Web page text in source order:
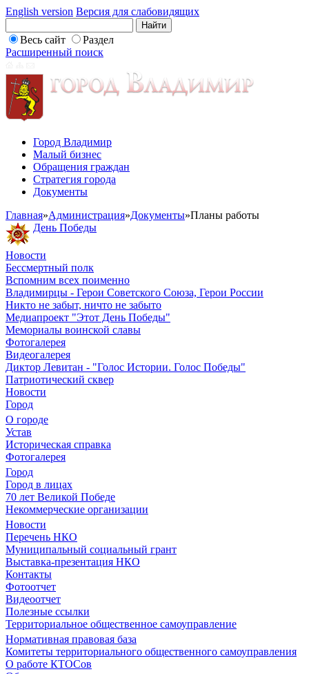
English version Версия для слабовидящих
Весь сайт
Раздел
Расширенный поиск
Город Владимир
Малый бизнес
Обращения граждан
Стратегия города
Документы
Главная»Администрация»Документы»Планы работы
День Победы
Новости
Бессмертный полк
Вспомним всех поименно
Владимирцы - Герои Советского Союза, Герои России
Никто не забыт, ничто не забыто
Медиапроект "Этот День Победы"
Мемориалы воинской славы
Фотогалерея
Видеогалерея
Диктор Левитан - "Голос Истории. Голос Победы"
Патриотический сквер
Новости
Город
О городе
Устав
Историческая справка
Фотогалерея
Город
Город в лицах
70 лет Великой Победе
Некоммерческие организации
Новости
Перечень НКО
Муниципальный социальный грант
Выставка-презентация НКО
Контакты
Фотоотчет
Видеоотчет
Полезные ссылки
Территориальное общественное самоуправление
Нормативная правовая база
Комитеты территориального общественного самоуправления
О работе КТОСов